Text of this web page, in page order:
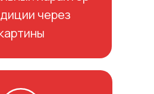
через